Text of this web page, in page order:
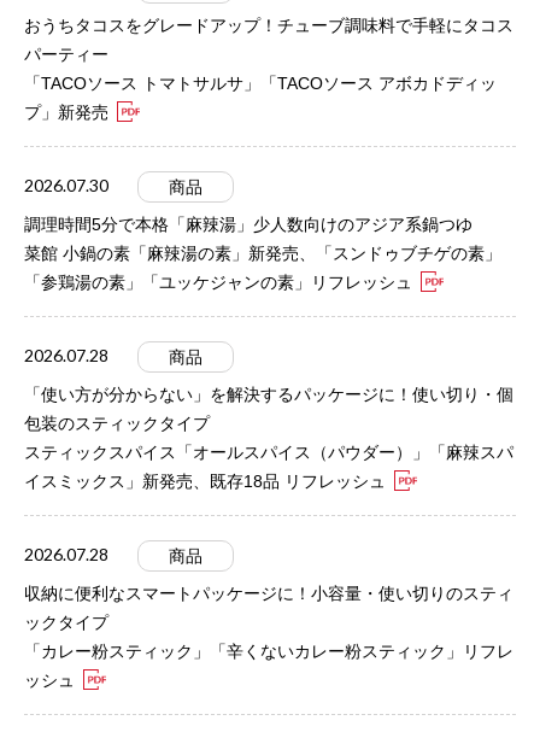
おうちタコスをグレードアップ！チューブ調味料で手軽にタコス
パーティー
「TACOソース トマトサルサ」「TACOソース アボカドディッ
プ」新発売
2026.07.30
商品
調理時間5分で本格「麻辣湯」少人数向けのアジア系鍋つゆ
菜館 小鍋の素「麻辣湯の素」新発売、「スンドゥブチゲの素」
「参鶏湯の素」「ユッケジャンの素」リフレッシュ
2026.07.28
商品
「使い方が分からない」を解決するパッケージに！使い切り・個
包装のスティックタイプ
スティックスパイス「オールスパイス（パウダー）」「麻辣スパ
イスミックス」新発売、既存18品 リフレッシュ
2026.07.28
商品
収納に便利なスマートパッケージに！小容量・使い切りのスティ
ックタイプ
「カレー粉スティック」「辛くないカレー粉スティック」リフレ
ッシュ